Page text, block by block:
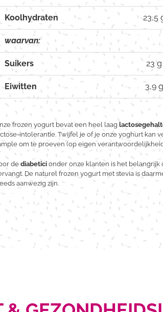
Koolhydraten 23,5
waarvan:
Suikers 23 g
Eiwitten 3,9 g
frozen yogurt bevat een heel laag
intolerantie. Twijfel je of je onze yoghurt kan
om te proeven (op eigen
de diabeticionder onze klanten is het belangrijk
De naturel frozen yogurt met stevia is
aanwezig zijn.